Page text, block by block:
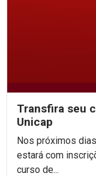
Transfira seu
Unicap
Nos próximos
estará com
curso de...